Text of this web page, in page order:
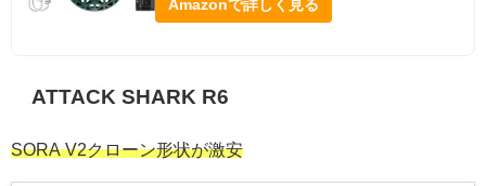
Amazonで詳しく見る
ATTACK SHARK R6
SORA V2クローン形状が激安